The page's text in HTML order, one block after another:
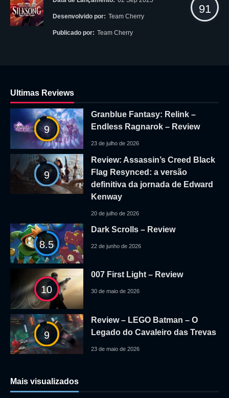
Desenvolvido por: Team Cherry
Publicado por: Team Cherry
91
Ultimas Reviews
9
Granblue Fantasy: Relink –
Endless Ragnarok – Review
23 de julho de 2026
9
Review: Assassin’s Creed Black
Flag Resynced: a versão
definitiva da jornada de Edward
Kenway
20 de julho de 2026
8.5
Dark Scrolls – Review
22 de junho de 2026
10
007 First Light – Review
30 de maio de 2026
9
Review – LEGO Batman – O
Legado do Cavaleiro das Trevas
23 de maio de 2026
Mais visualizados